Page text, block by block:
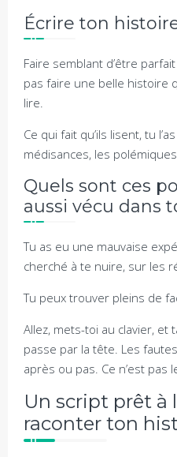
Écrire ton
Faire semblant d’être
pas faire une belle histoire
lire.
Ce qui fait qu’ils lisent, tu
médisances, les
Quels sont ces
aussi vécu dans
Tu as eu une mauvaise
cherché à te nuire, sur les
Tu peux trouver pleins de
Allez, mets-toi au clavier, et
passe par la tête. Les
après ou pas. Ce n’est pas
Un script prêt à
raconter ton